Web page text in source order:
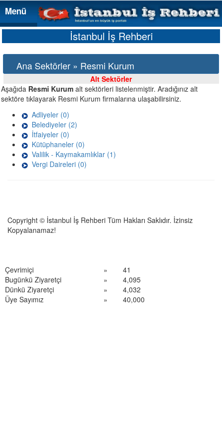
Menü
Menü
İstanbul İş Rehberi
Ana Sektörler » Resmi Kurum
Alt Sektörler
Aşağıda Resmi Kurum alt sektörleri listelenmiştir. Aradığınız alt
sektöre tıklayarak Resmi Kurum firmalarına ulaşabilirsiniz.
Adliyeler (0)
Belediyeler (2)
İtfaiyeler (0)
Kütüphaneler (0)
Valilik - Kaymakamlıklar (1)
Vergi Daireleri (0)
Copyright © İstanbul İş Rehberi Tüm Hakları Saklıdır. İzinsiz
Kopyalanamaz!
Çevrimiçi »
41
Bugünkü Ziyaretçi
»
4,095
Dünkü Ziyaretçi
»
4,032
Üye Sayımız
» 40,000